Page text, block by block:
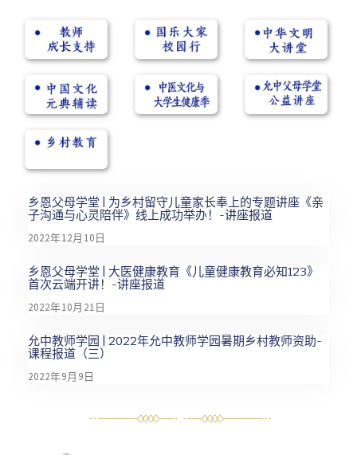
乡恩父母学堂 | 为乡村留守儿童家长奉上的专题讲座《亲
子沟通与心灵陪伴》线上成功举办！-讲座报道
2022年12月10日
乡恩父母学堂 | 大医健康教育《儿童健康教育必知123》
首次云端开讲！-讲座报道
2022年10月21日
允中教师学园 | 2022年允中教师学园暑期乡村教师资助-
课程报道（三）
2022年9月9日